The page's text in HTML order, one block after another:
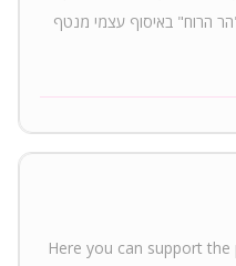
הרוח" באיסוף עצמי מנטף
Here you can support